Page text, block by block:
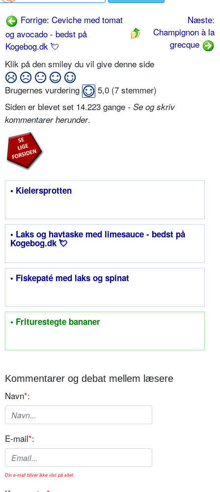
Forrige: Ceviche med tomat
og avocado - bedst på
Kogebog.dk 💘
Næste:
Champignon à la
grecque
Klik på den smiley du vil give denne side
Brugernes vurdering 5,0 (7 stemmer)
Siden er blevet set 14.223 gange - Se og skriv
kommentarer herunder.
• Kielersprotten
• Laks og havtaske med limesauce - bedst på
Kogebog.dk 💘
• Fiskepaté med laks og spinat
• Friturestegte bananer
Kommentarer og debat mellem læsere
Navn*:
E-mail*:
Din e-mail bliver ikke vist på sitet.